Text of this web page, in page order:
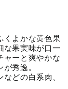
くよかな黄色果
な果実味が口一
ャーと爽やかな
秀逸。
どの白系肉、